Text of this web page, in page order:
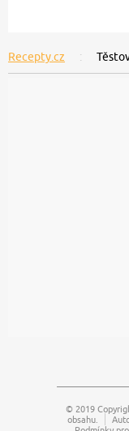
Recepty.cz
© 2019
obsahu.